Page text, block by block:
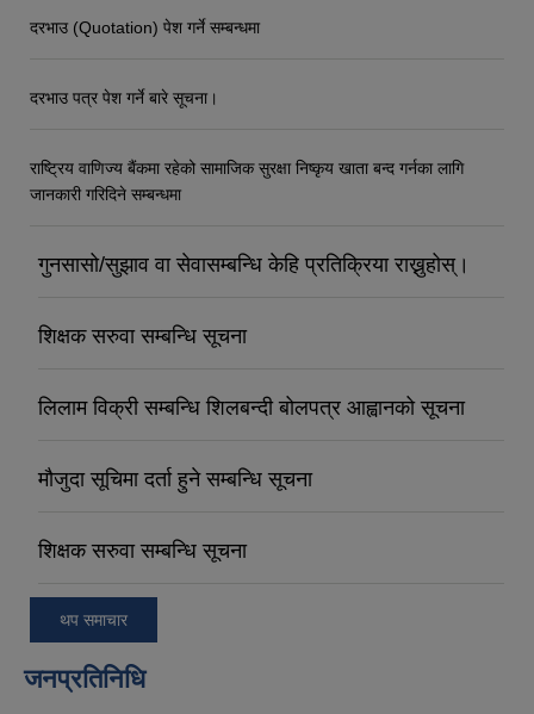
दरभाउ (Quotation) पेश गर्ने सम्बन्धमा
दरभाउ पत्र पेश गर्ने बारे सूचना।
राष्ट्रिय वाणिज्य बैंकमा रहेको सामाजिक सुरक्षा निष्कृय खाता बन्द गर्नका लागि
जानकारी गरिदिने सम्बन्धमा
गुनसासो/सुझाव वा सेवासम्बन्धि केहि प्रतिक्रिया राख्नुहोस्।
शिक्षक सरुवा सम्बन्धि सूचना
लिलाम विक्री सम्बन्धि शिलबन्दी बोलपत्र आह्वानको सूचना
मौजुदा सूचिमा दर्ता हुने सम्बन्धि सूचना
शिक्षक सरुवा सम्बन्धि सूचना
थप समाचार
जनप्रतिनिधि